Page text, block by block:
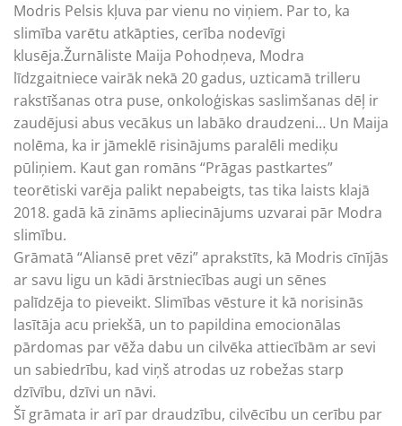
Modris Pelsis kļuva par vienu no viņiem. Par to, ka
slimība varētu atkāpties, cerība nodevīgi
klusēja.Žurnāliste Maija Pohodņeva, Modra
līdzgaitniece vairāk nekā 20 gadus, uzticamā trilleru
rakstīšanas otra puse, onkoloģiskas saslimšanas dēļ ir
zaudējusi abus vecākus un labāko draudzeni… Un Maija
nolēma, ka ir jāmeklē risinājums paralēli mediķu
pūliņiem. Kaut gan romāns “Prāgas pastkartes”
teorētiski varēja palikt nepabeigts, tas tika laists klajā
2018. gadā kā zināms apliecinājums uzvarai pār Modra
slimību.
Grāmatā “Aliansē pret vēzi” aprakstīts, kā Modris cīnījās
ar savu ligu un kādi ārstniecības augi un sēnes
palīdzēja to pieveikt. Slimības vēsture it kā norisinās
lasītāja acu priekšā, un to papildina emocionālas
pārdomas par vēža dabu un cilvēka attiecībām ar sevi
un sabiedrību, kad viņš atrodas uz robežas starp
dzīvību, dzīvi un nāvi.
Šī grāmata ir arī par draudzību, cilvēcību un cerību par